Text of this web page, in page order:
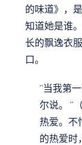
的味道》，
知道她是谁
长的飘逸衣
口。
“当我第
尔说。 “
热爱。不
的热爱时